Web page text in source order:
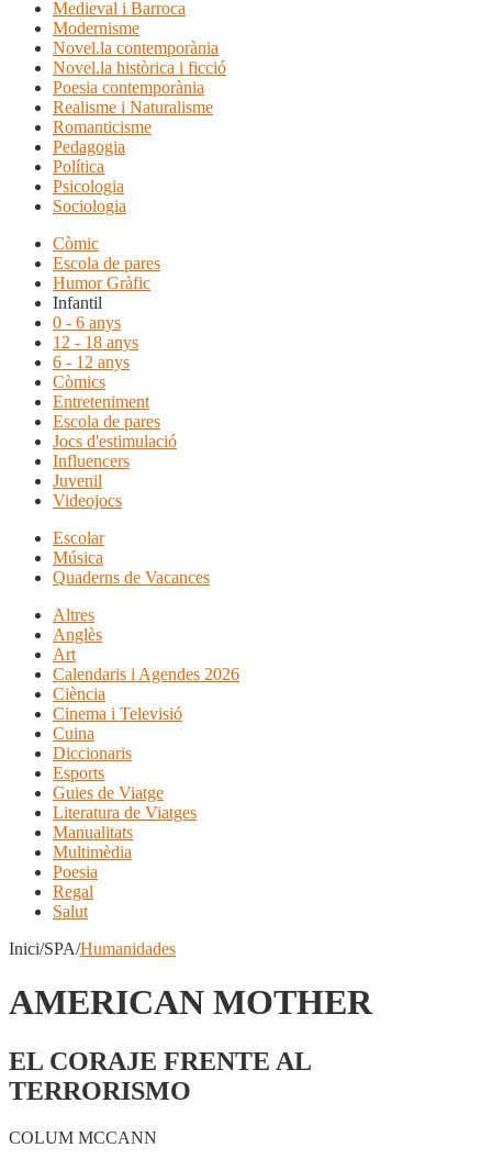
Medieval i Barroca
Modernisme
Novel.la contemporània
Novel.la històrica i ficció
Poesia contemporània
Realisme i Naturalisme
Romanticisme
Pedagogia
Política
Psicologia
Sociologia
Còmic
Escola de pares
Humor Gràfic
Infantil
0 - 6 anys
12 - 18 anys
6 - 12 anys
Còmics
Entreteniment
Escola de pares
Jocs d'estimulació
Influencers
Juvenil
Videojocs
Escolar
Música
Quaderns de Vacances
Altres
Anglès
Art
Calendaris i Agendes 2026
Ciència
Cinema i Televisió
Cuina
Diccionaris
Esports
Guies de Viatge
Literatura de Viatges
Manualitats
Multimèdia
Poesia
Regal
Salut
Inici/SPA/Humanidades
AMERICAN MOTHER
EL CORAJE FRENTE AL
TERRORISMO
COLUM MCCANN